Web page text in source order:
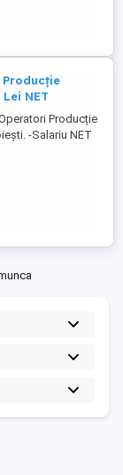
NET
Producție
-Salariu NET
de masă: 840
asigurat sau
plătite